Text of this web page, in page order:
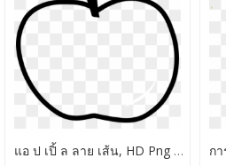
แอ ป เปิ้ ล ลาย เส้น, HD Png Download